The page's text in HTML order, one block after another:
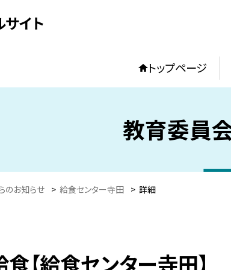
イト
トップページ
教育委員
のお知らせ > 給食センター寺田 > 詳細
【給食センター寺田】